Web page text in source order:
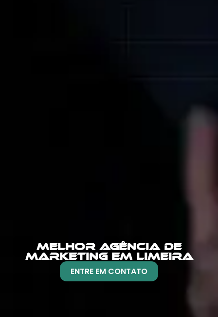
MELHOR AGÊNCIA DE
MARKETING EM LIMEIRA
ENTRE EM CONTATO